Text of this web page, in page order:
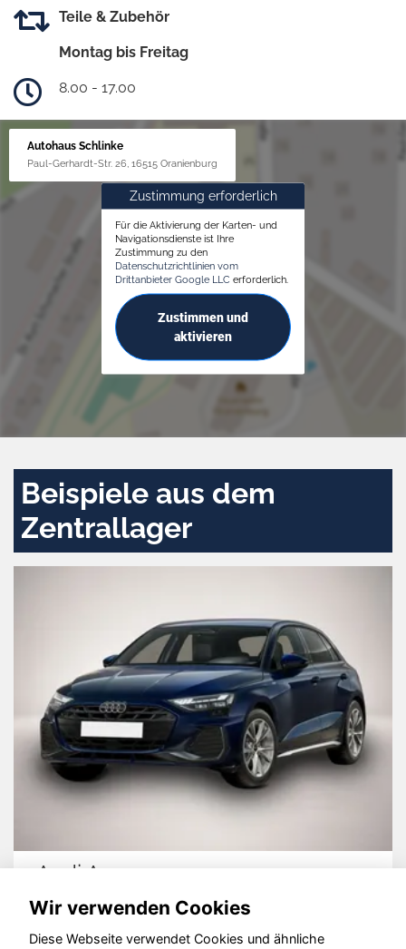
Teile & Zubehör
Montag bis Freitag
8.00 - 17.00
Autohaus Schlinke
Paul-Gerhardt-Str. 26, 16515 Oranienburg
Zustimmung erforderlich
Für die Aktivierung der Karten- und
Navigationsdienste ist Ihre
Zustimmung zu den
Datenschutzrichtlinien vom
Drittanbieter Google LLC erforderlich.
Zustimmen und
aktivieren
Beispiele aus dem
Zentrallager
Audi A3
Wir verwenden Cookies
Diese Webseite verwendet Cookies und ähnliche